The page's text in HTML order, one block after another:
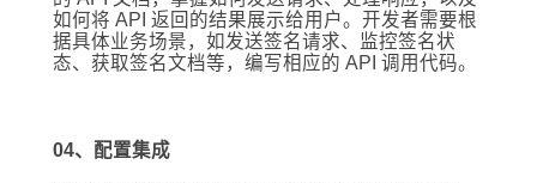
如何将 API 返回的结果展示给用户。开发者需要根
据具体业务场景，如发送签名请求、监控签名状
态、获取签名文档等，编写相应的 API 调用代码。
04、配置集成